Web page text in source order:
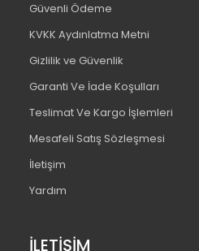
Güvenli Ödeme
KVKK Aydınlatma Metni
Gizlilik ve Güvenlik
Garanti Ve İade Koşulları
Teslimat Ve Kargo İşlemleri
Mesafeli Satış Sözleşmesi
İletişim
Yardım
İLETİŞİM